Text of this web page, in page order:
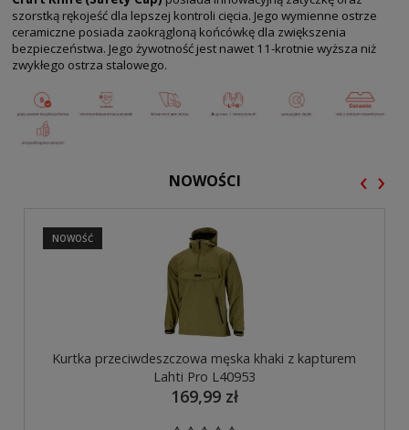
szorstką rękojeść dla lepszej kontroli cięcia. Jego wymienne ostrze
ceramiczne posiada zaokrągloną końcówkę dla zwiększenia
bezpieczeństwa. Jego żywotność jest nawet 11-krotnie wyższa niż
zwykłego ostrza stalowego.
NOWOŚCI
Kurtka przeciwdeszczowa męska khaki z kapturem
Lahti Pro L40953
169,99 zł
NOWOŚĆ
‹ ›